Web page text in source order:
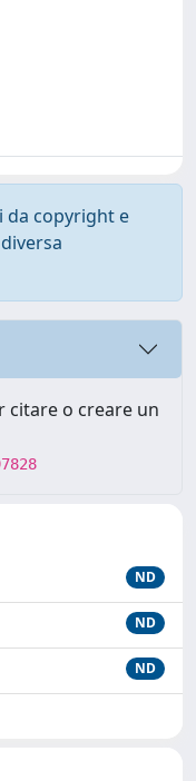
da copyright e
citare o creare un
ND
ND
ND